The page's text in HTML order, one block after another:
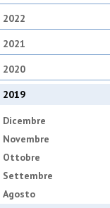
2022
2021
2020
2019
Dicembre
Novembre
Ottobre
Settembre
Agosto